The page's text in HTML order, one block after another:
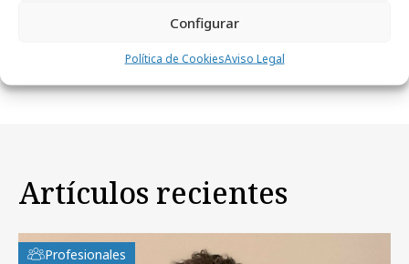
Configurar
Política de CookiesAviso Legal
Brugal 1888 apuesta por la gastronomía y
Artículos recientes
Profesionales